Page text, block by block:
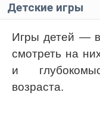
Детские игры
Игры детей —
смотреть на
и
возраста.